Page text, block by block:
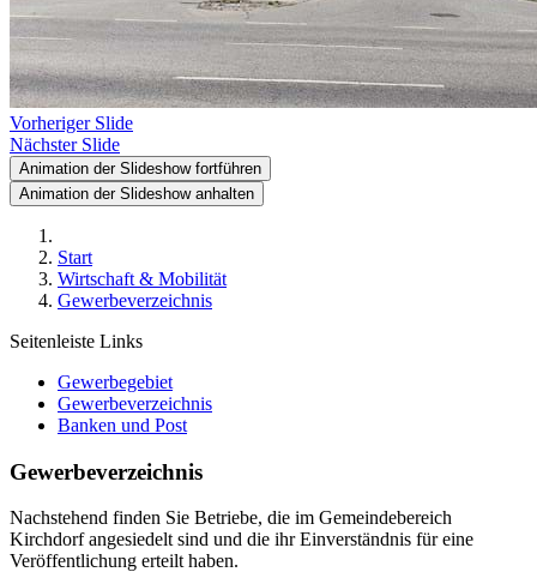
Vorheriger Slide
Nächster Slide
Animation der Slideshow fortführen
Animation der Slideshow anhalten
Start
Wirtschaft & Mobilität
Gewerbeverzeichnis
Seitenleiste Links
Gewerbegebiet
Gewerbeverzeichnis
Banken und Post
Gewerbeverzeichnis
Nachstehend finden Sie Betriebe, die im Gemeindebereich
Kirchdorf angesiedelt sind und die ihr Einverständnis für eine
Veröffentlichung erteilt haben.